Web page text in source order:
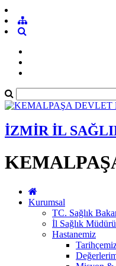
İZMİR İL
Kurumsal
TC. Sağlık
İl Sağlık
Hastanemiz